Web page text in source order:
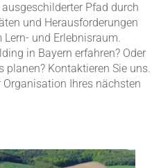
Pfad durch
und Herausforderungen
und Erlebnisraum.
in Bayern erfahren? Oder
planen? Kontaktieren Sie uns.
Ihres nächsten